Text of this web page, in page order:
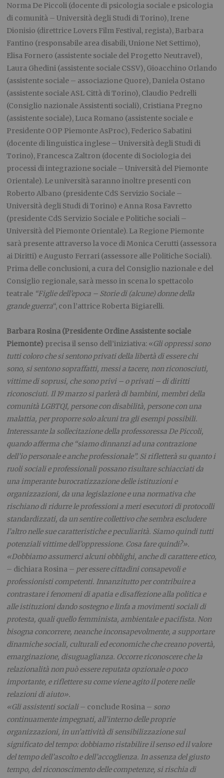
Norma De Piccoli (docente di psicologia sociale e psicologia
di comunità – Università degli Studi di Torino), Irene
Dionisio (direttrice Lovers Film Festival, regista), Barbara
Fantino (responsabile area disabili, Unione Net Settimo),
Elisa Fornero (assistente sociale del Progetto Neutravel),
Laura Ghedini (assistente sociale CSSV), Gioacchino Orlando
(assistente sociale – associazione Quore), Daniela Ostano
(assistente sociale ASL Città di Torino), Claudio Pedrelli
(Consiglio nazionale Assistenti sociali), Cristiana Pregno
(assistente sociale), Luca Romano (assistente sociale e
Presidente OOP Piemonte AsProc), Federico Sabatini
(docente di linguistica inglese – Università degli Studi di
Torino), Francesca Zaltron (docente di Sociologia dei
processi di integrazione sociale – Università del Piemonte
Orientale). Le università saranno inoltre presenti con
Roberto Albano (presidente CdS Servizio Sociale –
Università degli Studi di Torino) e Anna Rosa Favretto
(presidente CdS Servizio Sociale e Politiche sociali –
Università del Piemonte Orientale). La Regione Piemonte
sarà presente attraverso la voce di Monica Cerutti (assessora
ai Diritti) e Augusto Ferrari (assessore alle Politiche Sociali).
Prima delle conclusioni, a cura del Consiglio nazionale e del
Consiglio regionale, sarà messo in scena lo spettacolo
teatrale “Figlie dell’epoca – Storie di (alcune) donne della
grande guerra“, con l’attrice Roberta Bigiarelli.
Barbara Rosina (Presidente Ordine Assistente sociale
Piemonte) precisa il senso dell’iniziativa: «Gli oppressi sono
tutti coloro chesi sentono privati della libertà di essere chi
sono, si sentono sopraffatti, messi a tacere, non riconosciuti,
vittime di soprusi, che sono privi – o privati – di diritti
riconosciuti. Il 19 marzo si parlerà di bambini, membri della
comunità LGBTQI, persone con disabilità, persone con una
malattia, per proporre solo alcuni tra gli esempi possibili.
Interessante la sollecitazione della professoressa De Piccoli,
quando afferma che “siamo dinnanzi ad una contrazione
dell’io personale e anche professionale”. Si rifletterà su quanto i
ruoli sociali e professionali possano risultare schiacciati da
una imperante burocratizzazione delle istituzioni e
organizzazioni, da una legislazione e una normativa che
rischiano di ridurre le professioni a meri esecutori di protocolli
standardizzati, da un sentire collettivo che sembra escludere
l’altro nelle sue caratteristiche e peculiarità. Siamo quindi tutti
potenziali vittime dell’oppressione. Cosa fare quindi?».
«Dobbiamo assumerci alcuni obblighi, anche di carattere etico,
– dichiara Rosina – per essere cittadini consapevoli e
professionisti competenti. Innanzitutto per contribuire a
contrastare i fenomeni di apatia e disaffezione alla politica e
alle istituzioni dando sostegno e linfa a movimenti sociali di
protesta, quali quello femminista, ambientale e pacifista. Non
bisogna concorrere, neanche inconsapevolmente, a supportare
dinamiche sociali, culturali ed economiche che creano povertà,
emarginazione, disuguaglianza. Occorre riconoscere che la
relazionalità non può essere reputata opzionale o poco
importante, e riflettere su come viene agito il potere nelle
relazioni di aiuto».
«Gli assistenti sociali– conclude Rosina – sono
continuamente impegnati, all’interno delle proprie
organizzazioni, in un’attività di sensibilizzazione sul
significato del tempo: dobbiamo ristabilire il senso ed il valore
del tempo dell’ascolto e dell’accoglienza. In assenza del giusto
tempo, del riconoscimento delle competenze, si rischia di